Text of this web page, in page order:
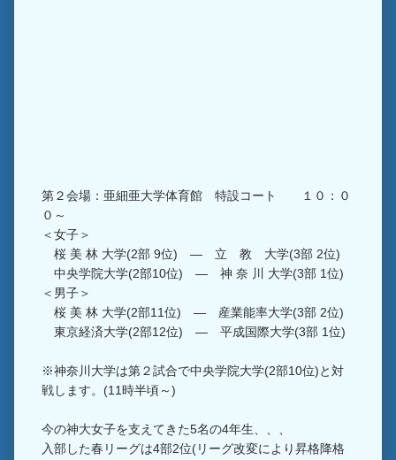
第２会場：亜細亜大学体育館 特設コート １０：０
０～
＜女子＞
桜 美 林 大学(2部 9位) ― 立 教 大学(3部 2位)
中央学院大学(2部10位) ― 神 奈 川 大学(3部 1位)
＜男子＞
桜 美 林 大学(2部11位) ― 産業能率大学(3部 2位)
東京経済大学(2部12位) ― 平成国際大学(3部 1位)
※神奈川大学は第２試合で中央学院大学(2部10位)と対
戦します。(11時半頃～)
今の神大女子を支えてきた5名の4年生、、、
入部した春リーグは4部2位(リーグ改変により昇格降格